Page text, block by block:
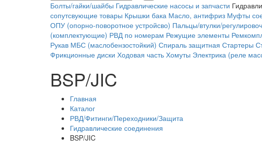
Болты/гайки/шайбы Гидравлические насосы и запчасти
сопутсвующие товары Крышки бака Масло, антифриз Муфты
ОПУ (опорно-поворотное устройсво) Пальцы/втулки/
(комплектующие) РВД по номерам Режущие элементы
Рукав МБС (маслобензостойкий) Спираль защитная Стартеры
Фрикционные диски Ходовая часть Хомуты Электрика (реле
BSP/JIC
Главная
Каталог
РВД/Фитинги/Переходники/Защита
Гидравлические соединения
BSP/JIC